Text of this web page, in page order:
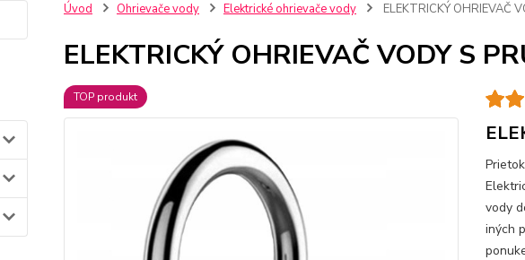
Úvod Ohrievače vody Elektrické ohrievače vody ELEKTRICKÝ OHRIEVAČ
ELEKTRICKÝ OHRIEVAČ VODY S
TOP produkt
vody
iných